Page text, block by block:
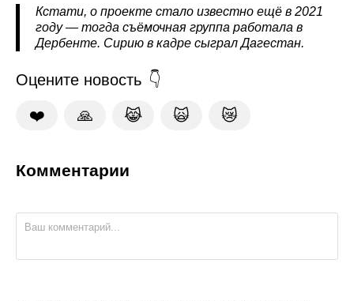
Кстати, о проекте стало известно ещё в 2021
году — тогда съёмочная группа работала в
Дербенте. Сирию в кадре сыграл Дагестан.
Оцените новость
❤️ 🙏 😹 🙀 😿
Комментарии